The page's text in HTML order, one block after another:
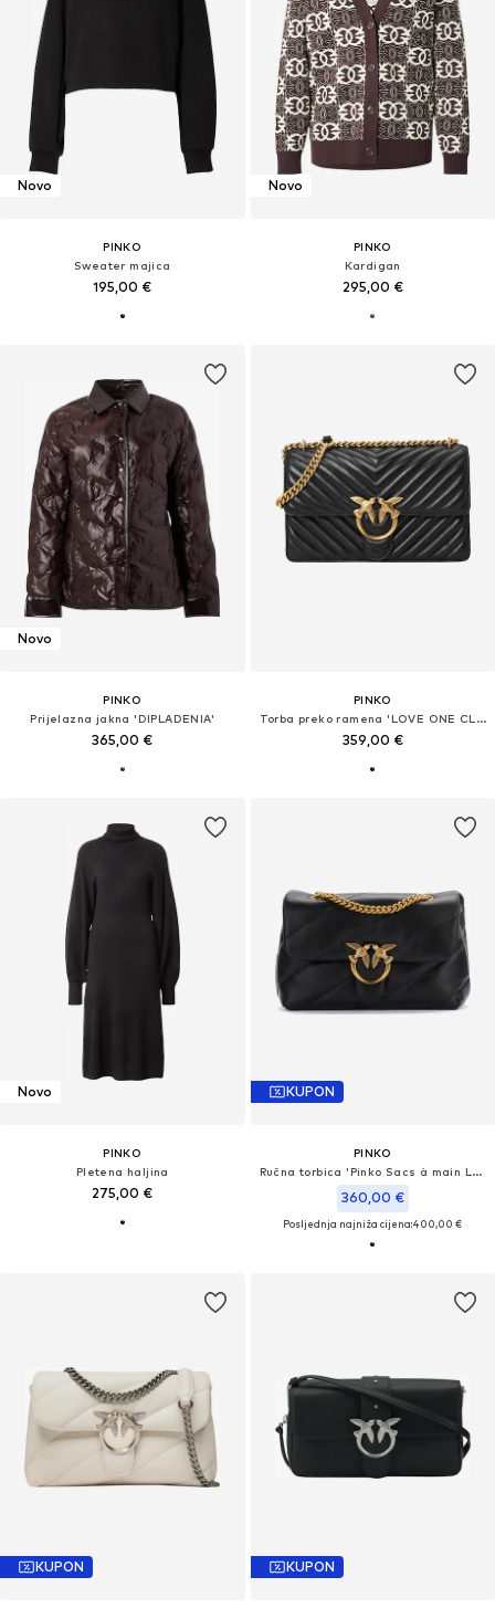
Novo
PINKO
Sweater majica
195,00 €
Novo
PINKO
Kardigan
295,00 €
Novo
PINKO
Prijelazna jakna 'DIPLADENIA'
365,00 €
PINKO
Torba preko ramena 'LOVE ONE CLASSIC'
359,00 €
Novo
PINKO
Pletena haljina
275,00 €
KUPON
PINKO
Ručna torbica 'Pinko Sacs à main Love Puff Classic Cl Sheep Nap Noir'
360,00 €
Posljednja najniža cijena:400,00 €
KUPON KUPON